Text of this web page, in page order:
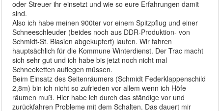
oder Streuer ihr einsetzt und wie so eure Erfahrungen damit
sind.
Also ich habe meinen 900ter vor einem Spitzpflug und einer
Schneeschleuder (beides noch aus DDR-Produktion- von
Schmidt-St. Blasien abgekupfert) laufen. Wir fahren
hauptsächlich für die Kommune Winterdienst. Der Trac macht
sich sehr gut und ich habe bis jetzt noch nicht mal
Schneeketten auflegen müssen.
Beim Einsatz des Seitenräumers (Schmidt Federklappenschild
2,8m) bin ich nicht so zufrieden vor allem wenn ich Höfe
räumen muß. Hier habe ich durch das ständige vor und
zurückfahren Probleme mit dem Schalten. Das dauert mir